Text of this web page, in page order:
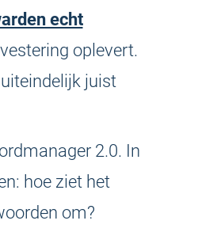
echt
oplevert.
juist
2.0. In
hoe ziet het
om?